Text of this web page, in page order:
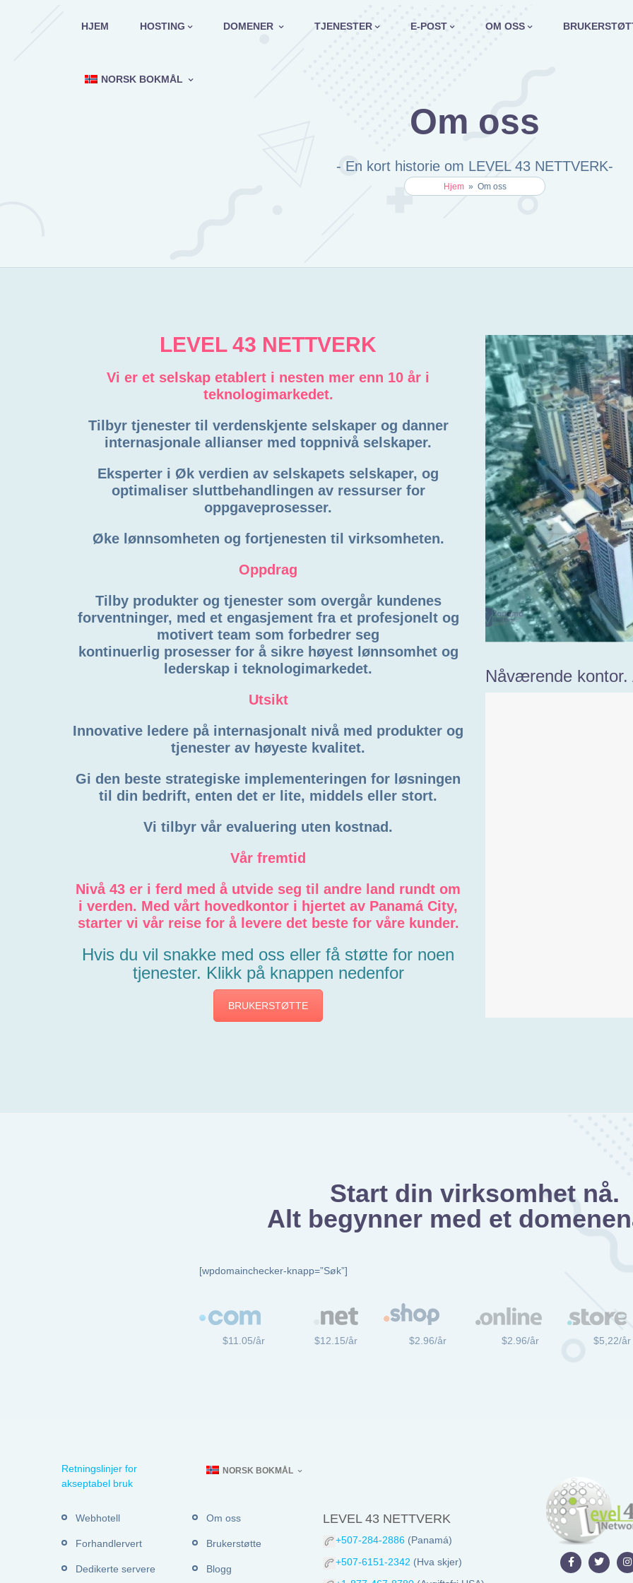
HJEM HOSTING DOMENER TJENESTER E-POST OM OSS
NORSK BOKMÅL
Om oss
- En kort historie om LEVEL 43 NETTVERK-
Hjem» Om oss
LEVEL 43 NETTVERK
Vi er et selskap etablert i nesten mer enn 10 år i
teknologimarkedet.
Tilbyr tjenester til verdenskjente selskaper og danner
internasjonale allianser med toppnivå selskaper.
Eksperter i Øk verdien av selskapets selskaper, og
optimaliser sluttbehandlingen av ressurser for
oppgaveprosesser.
Øke lønnsomheten og fortjenesten til virksomheten.
Oppdrag
Tilby produkter og tjenester som overgår kundenes
forventninger, med et engasjement fra et profesjonelt og
motivert team som forbedrer seg
kontinuerlig prosesser for å sikre høyest lønnsomhet og
lederskap i teknologimarkedet.
Utsikt
Innovative ledere på internasjonalt nivå med produkter og
tjenester av høyeste kvalitet.
Gi den beste strategiske implementeringen for løsningen
til din bedrift, enten det er lite, middels eller stort.
Vi tilbyr vår evaluering uten kostnad.
Vår fremtid
Nivå 43 er i ferd med å utvide seg til andre land rundt om
i verden. Med vårt hovedkontor i hjertet av Panamá City,
starter vi vår reise for å levere det beste for våre kunder.
Hvis du vil snakke med oss eller få støtte for noen
tjenester. Klikk på knappen nedenfor
BRUKERSTØTTE
Nåværende kontor.
Start din virksomhet nå.
Alt begynner med et
[wpdomainchecker-knapp=”Søk”]
$11.05/år $12.15/år $2.96/år $2.96/år $5,22/år
Retningslinjer for
akseptabel bruk
NORSK BOKMÅL
Webhotell
Forhandlervert
Dedikerte servere
Om oss
Brukerstøtte
Blogg
LEVEL 43 NETTVERK
+507-284-2886 (Panamá)
+507-6151-2342 (Hva skjer)